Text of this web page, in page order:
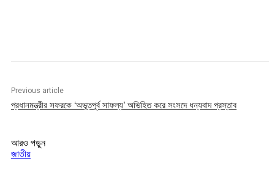
Previous article
প্রধানমন্ত্রীর সফরকে ‘অভূতপূর্ব সাফল্য’ অভিহিত করে সংসদে ধন্যবাদ প্রস্তাব
আরও পড়ুন
জাতীয়